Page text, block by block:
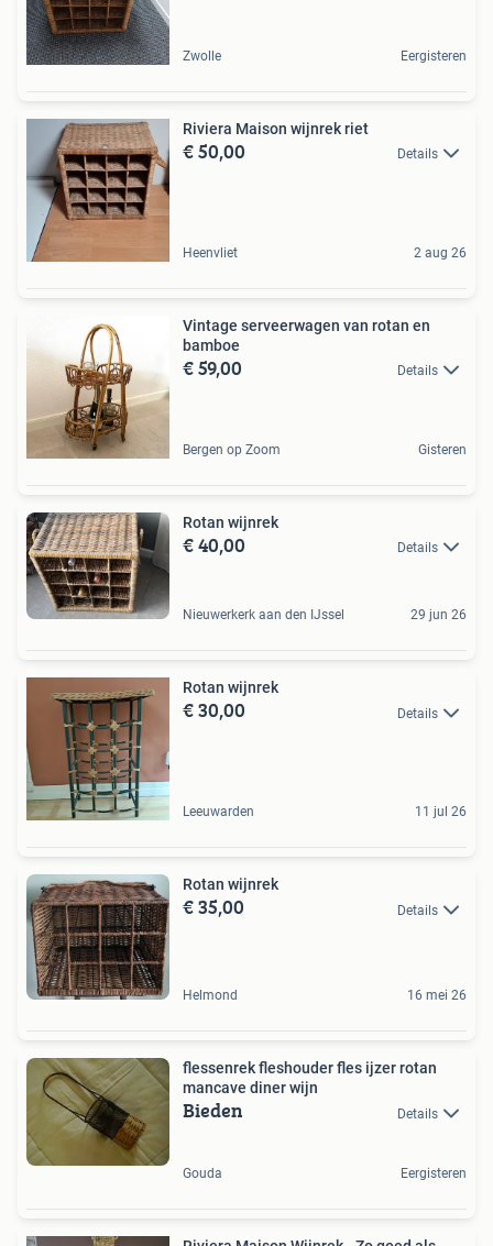
Zwolle Eergisteren
Riviera Maison wijnrek riet
€ 50,00 Details
Heenvliet 2 aug 26
Vintage serveerwagen van rotan en
bamboe
€ 59,00 Details
Bergen op Zoom Gisteren
Rotan wijnrek
€ 40,00 Details
Nieuwerkerk aan den IJssel 29 jun 26
Rotan wijnrek
€ 30,00 Details
Leeuwarden 11 jul 26
Rotan wijnrek
€ 35,00 Details
Helmond 16 mei 26
flessenrek fleshouder fles ijzer rotan
mancave diner wijn
Bieden Details
Gouda Eergisteren